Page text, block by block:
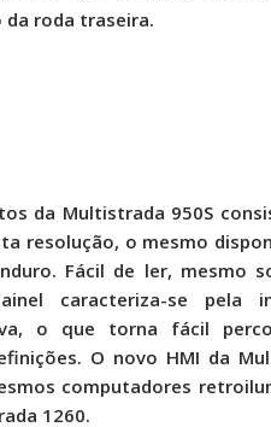
da roda traseira.
da Multistrada 950S
resolução, o mesmo
Fácil de ler, mesmo
caracteriza-se pela
o que torna fácil
O novo HMI da
computadores
1260.